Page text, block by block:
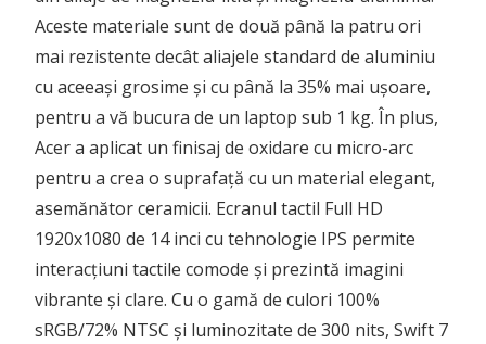
Aceste materiale sunt de două până la patru ori
mai rezistente decât aliajele standard de aluminiu
cu aceeași grosime și cu până la 35% mai ușoare,
pentru a vă bucura de un laptop sub 1 kg. În plus,
Acer a aplicat un finisaj de oxidare cu micro-arc
pentru a crea o suprafață cu un material elegant,
asemănător ceramicii. Ecranul tactil Full HD
1920x1080 de 14 inci cu tehnologie IPS permite
interacțiuni tactile comode și prezintă imagini
vibrante și clare. Cu o gamă de culori 100%
sRGB/72% NTSC și luminozitate de 300 nits, Swift 7